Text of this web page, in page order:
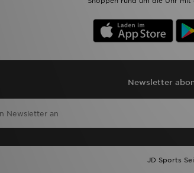
Newsletter
JD Sports